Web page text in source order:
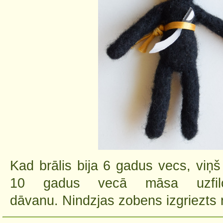
Kad brālis bija 6 gadus vecs,
10 gadus vecā māsa
dāvanu. Nindzjas zobens izgriezts